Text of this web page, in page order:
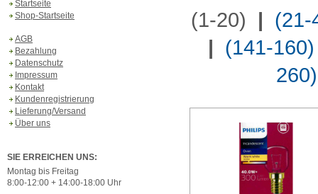
Startseite
Shop-Startseite
AGB
Bezahlung
Datenschutz
Impressum
Kontakt
Kundenregistrierung
Lieferung/Versand
Über uns
SIE ERREICHEN UNS:
Montag bis Freitag
8:00-12:00 + 14:00-18:00 Uhr
(1-20) | (21-
| (141-160)
260)